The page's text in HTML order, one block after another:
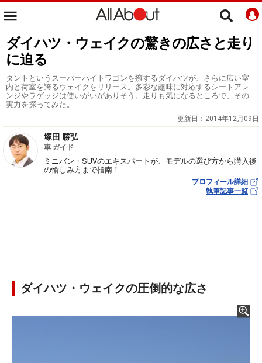
ダイハツ・ウェイクの驚きの広さと走り
に迫る
タントというスーパーハイトワゴンを擁するダイハツが、さらに広い室
内と荷室を誇るウェイクをリリース。多彩な趣味に対応するシートアレ
ンジやラゲッジは使いがいがありそう。走りも気になるところで、その
実力を探ってみた。
更新日： 2014年12月09日
塚田 勝弘
車 ガイド
ミニバン・SUVのエキスパートが、モデルの選び方から購入後
の愉しみ方まで指南！
プロフィール詳細
執筆記事一覧
ダイハツ・ウェイクの圧倒的な広さ